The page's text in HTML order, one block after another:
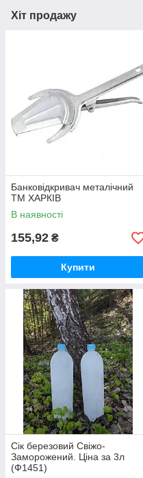
Хіт продажу
Банковідкривач металічний
ТМ ХАРКІВ
В наявності
155,92 ₴
Купити
Сік березовий Свіжо-
Заморожений. Ціна за 3л
(Ф1451)